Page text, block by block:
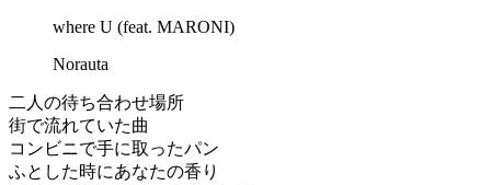
where U (feat. MARONI)
Norauta
二人の待ち合わせ場所
街で流れていた曲
コンビニで手に取ったパン
ふとした時にあなたの香り